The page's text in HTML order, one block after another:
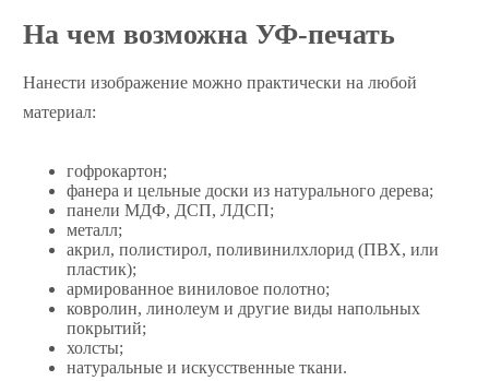
На чем возможна УФ-печать
Нанести изображение можно практически на любой
материал:
гофрокартон;
фанера и цельные доски из натурального дерева;
панели МДФ, ДСП, ЛДСП;
металл;
акрил, полистирол, поливинилхлорид (ПВХ, или
пластик);
армированное виниловое полотно;
ковролин, линолеум и другие виды напольных
покрытий;
холсты;
натуральные и искусственные ткани.